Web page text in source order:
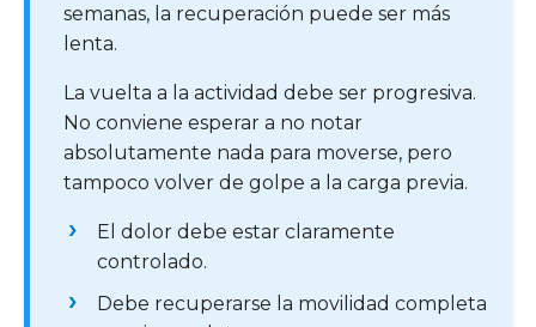
semanas, la recuperación puede ser más
lenta.
La vuelta a la actividad debe ser progresiva.
No conviene esperar a no notar
absolutamente nada para moverse, pero
tampoco volver de golpe a la carga previa.
El dolor debe estar claramente
controlado.
Debe recuperarse la movilidad completa